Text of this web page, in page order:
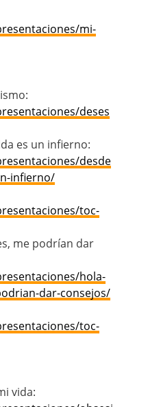
mi-
deses
es un infierno:
desde
infierno/
toc-
me podrían dar
hola-
dar-consejos/
toc-
vida: